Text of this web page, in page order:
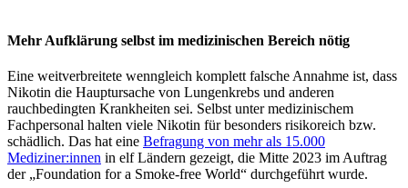
Mehr Aufklärung selbst im medizinischen Bereich nötig
Eine weitverbreitete wenngleich komplett falsche Annahme ist, dass
Nikotin die Hauptursache von Lungenkrebs und anderen
rauchbedingten Krankheiten sei. Selbst unter medizinischem
Fachpersonal halten viele Nikotin für besonders risikoreich bzw.
schädlich. Das hat eine Befragung von mehr als 15.000
Mediziner:innen in elf Ländern gezeigt, die Mitte 2023 im Auftrag
der „Foundation for a Smoke-free World“ durchgeführt wurde.